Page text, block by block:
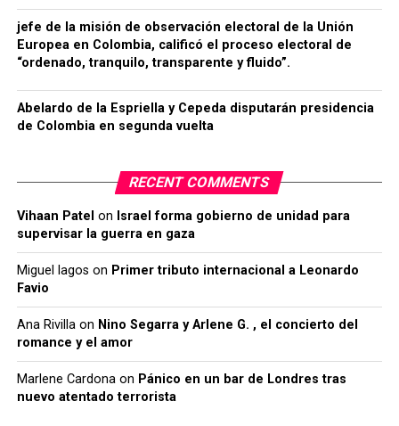
jefe de la misión de observación electoral de la Unión
Europea en Colombia, calificó el proceso electoral de
“ordenado, tranquilo, transparente y fluido”.
Abelardo de la Espriella y Cepeda disputarán presidencia
de Colombia en segunda vuelta
RECENT COMMENTS
Vihaan Patel on Israel forma gobierno de unidad para
supervisar la guerra en gaza
Miguel lagos on Primer tributo internacional a Leonardo
Favio
Ana Rivillaon Nino Segarra y Arlene G. , el concierto del
romance y el amor
Marlene Cardonaon Pánico en un bar de Londres tras
nuevo atentado terrorista